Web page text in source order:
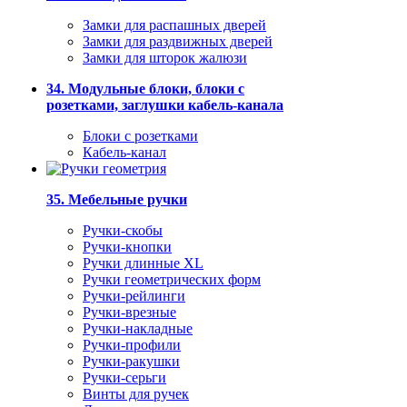
Замки для распашных дверей
Замки для раздвижных дверей
Замки для шторок жалюзи
34. Модульные блоки, блоки с
розетками, заглушки кабель-канала
Блоки с розетками
Кабель-канал
35. Мебельные ручки
Ручки-скобы
Ручки-кнопки
Ручки длинные XL
Ручки геометрических форм
Ручки-рейлинги
Ручки-врезные
Ручки-накладные
Ручки-профили
Ручки-ракушки
Ручки-серьги
Винты для ручек